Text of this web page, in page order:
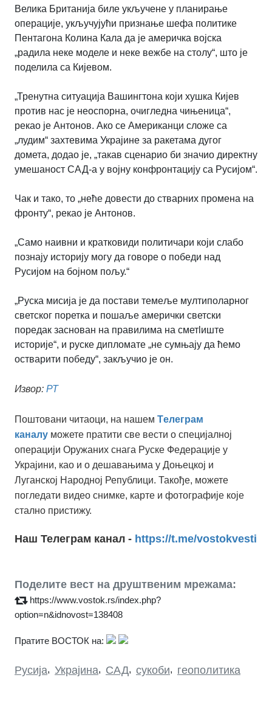
Велика Британија биле укључене у планирање
операције, укључујући признање шефа политике
Пентагона Колина Кала да је америчка војска
„радила неке моделе и неке вежбе на столу“, што је
поделила са Кијевом.
„Тренутна ситуација Вашингтона који хушка Кијев
против нас је неоспорна, очигледна чињеница“,
рекао је Антонов. Ако се Американци сложе са
„лудим“ захтевима Украјине за ракетама дугог
домета, додао је, „такав сценарио би значио директну
умешаност САД-а у војну конфронтацију са Русијом“.
Чак и тако, то „неће довести до стварних промена на
фронту“, рекао је Антонов.
„Само наивни и кратковиди политичари који слабо
познају историју могу да говоре о победи над
Русијом на бојном пољу.“
„Руска мисија је да постави темеље мултиполарног
светског поретка и пошаље амерички светски
поредак заснован на правилима на сметlиште
историје“, и руске дипломате „не сумњају да ћемо
остварити победу“, закључио је он.
Извор: РТ
Поштовани читаоци, на нашем Tелеграм
каналу можете пратити све вести о специјалној
операцији Оружаних снага Руске Федерације у
Украјини, као и о дешавањима у Доњецкој и
Луганској Народној Републици. Такође, можете
погледати видео снимке, карте и фотографије које
стално пристижу.
Наш Телеграм канал - https://t.me/vostokvesti
Поделите вест на друштвеним мрежама:
https://www.vostok.rs/index.php?
option=n&idnovost=138408
Пратите ВОСТОК на:
Русија, Украјина, САД, сукоби, геополитика